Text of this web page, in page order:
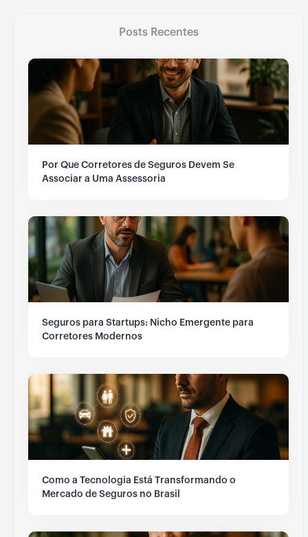
Posts Recentes
Por Que Corretores de Seguros Devem Se
Associar a Uma Assessoria
Seguros para Startups: Nicho Emergente para
Corretores Modernos
Como a Tecnologia Está Transformando o
Mercado de Seguros no Brasil